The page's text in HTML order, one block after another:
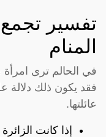
تفسير
المنام
في الحالم ترى امرأة
فقد يكون ذلك دلالة
عائلتها.
إذا كانت